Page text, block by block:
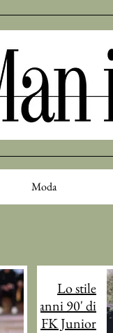
Moda
Lo stile
anni 90' di
JFK Junior